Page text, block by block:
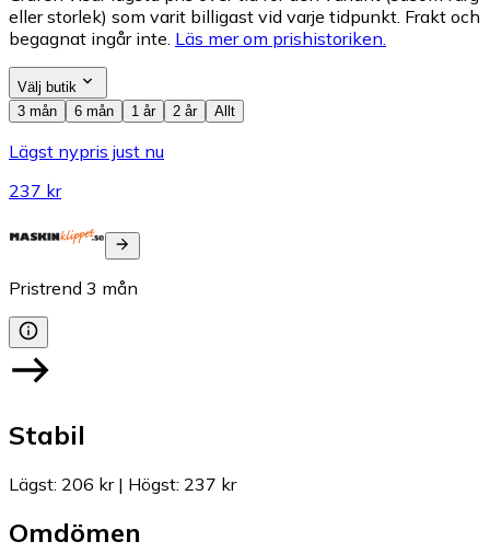
eller storlek) som varit billigast vid varje tidpunkt. Frakt och
begagnat ingår inte. Läs mer om prishistoriken.
Välj butik
3 mån
6 mån 1 år 2 år Allt
Lägst nypris just nu
237 kr
Pristrend 3 mån
Stabil
Lägst: 206 kr| Högst: 237 kr
Omdömen